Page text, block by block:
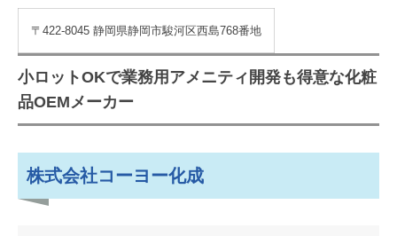
〒422-8045 静岡県静岡市駿河区西島768番地
小ロットOKで業務用アメニティ開発も得意な化粧
品OEMメーカー
株式会社コーヨー化成